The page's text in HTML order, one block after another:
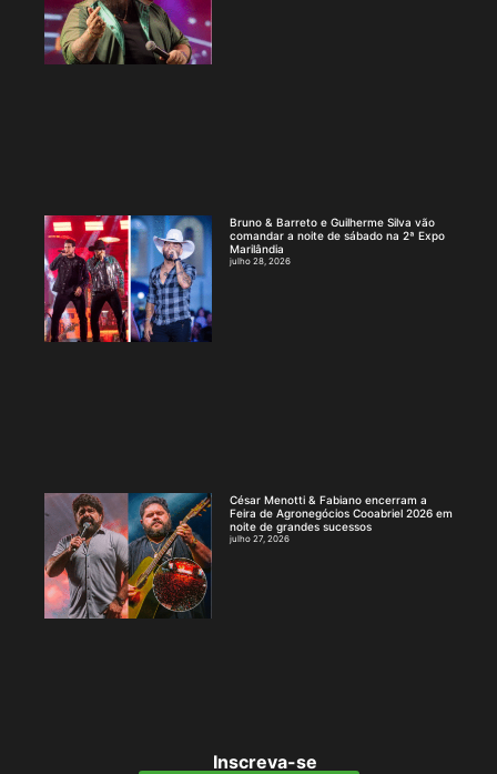
Bruno & Barreto e Guilherme Silva vão
comandar a noite de sábado na 2ª Expo
Marilândia
julho 28, 2026
César Menotti & Fabiano encerram a
Feira de Agronegócios Cooabriel 2026 em
noite de grandes sucessos
julho 27, 2026
Inscreva-se